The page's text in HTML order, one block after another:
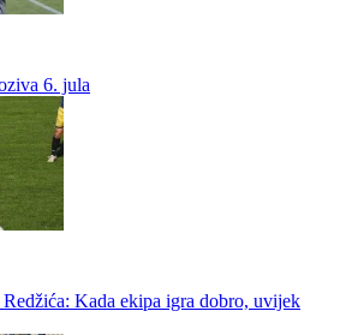
6. jula
Kada ekipa igra dobro, uvijek